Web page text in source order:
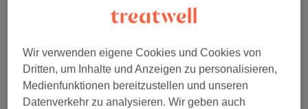
Wir verwenden eigene Cookies und Cookies von
Dritten, um Inhalte und Anzeigen zu personalisieren,
Medienfunktionen bereitzustellen und unseren
Datenverkehr zu analysieren. Wir geben auch